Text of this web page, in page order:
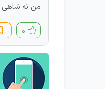
من نه شاهی
۰